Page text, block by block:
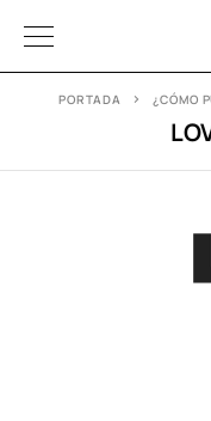
PORTADA ¿CÓMO